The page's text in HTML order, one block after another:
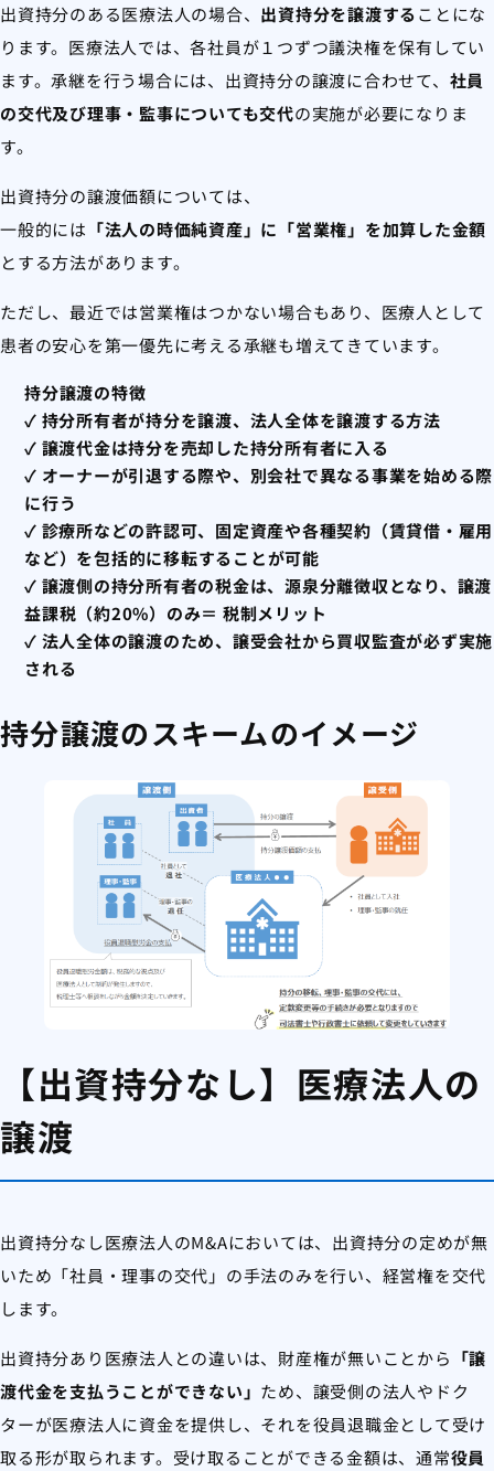
出資持分のある医療法人の場合、 出資持分を譲渡することにな
ります。医療法人では、各社員が１つずつ議決権を保有してい
ます。承継を行う場合には、出資持分の譲渡に合わせて、 社員
の交代及び理事・監事についても交代の実施が必要になりま
す。
出資持分の譲渡価額については、
一般的には 「法人の時価純資産」に「営業権」を加算した金額
とする方法があります。
ただし、最近では営業権はつかない場合もあり、医療人として
患者の安心を第一優先に考える承継も増えてきています。
持分譲渡の特徴
✓ 持分所有者が持分を譲渡、法人全体を譲渡する方法
✓ 譲渡代金は持分を売却した持分所有者に入る
✓ オーナーが引退する際や、別会社で異なる事業を始める際
に行う
✓ 診療所などの許認可、固定資産や各種契約（賃貸借・雇用
など）を包括的に移転することが可能
✓ 譲渡側の持分所有者の税金は、源泉分離徴収となり、譲渡
益課税（約20%）のみ＝ 税制メリット
✓ 法人全体の譲渡のため、譲受会社から買収監査が必ず実施
される
持分譲渡のスキームのイメージ
【出資持分なし】医療法人の
譲渡
出資持分なし医療法人のM&Aにおいては、出資持分の定めが無
いため「社員・理事の交代」の手法のみを行い、経営権を交代
します。
出資持分あり医療法人との違いは、財産権が無いことから 「譲
渡代金を支払うことができない」 ため、譲受側の法人やドク
ターが医療法人に資金を提供し、それを役員退職金として受け
取る形が取られます。受け取ることができる金額は、通常役員